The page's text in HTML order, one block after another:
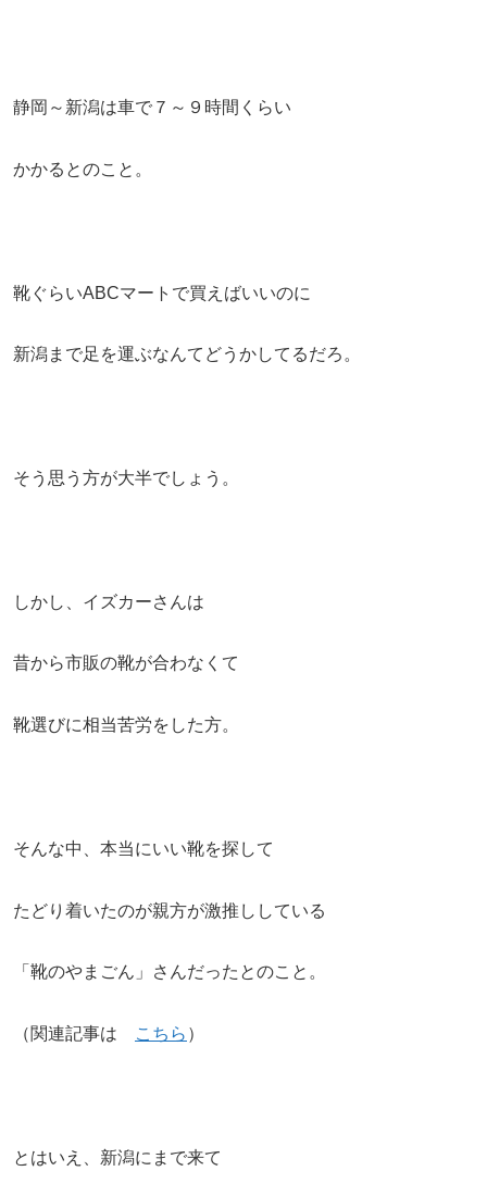
静岡～新潟は車で７～９時間くらい
かかるとのこと。
靴ぐらいABCマートで買えばいいのに
新潟まで足を運ぶなんてどうかしてるだろ。
そう思う方が大半でしょう。
しかし、イズカーさんは
昔から市販の靴が合わなくて
靴選びに相当苦労をした方。
そんな中、本当にいい靴を探して
たどり着いたのが親方が激推ししている
「靴のやまごん」さんだったとのこと。
（関連記事は こちら ）
とはいえ、新潟にまで来て